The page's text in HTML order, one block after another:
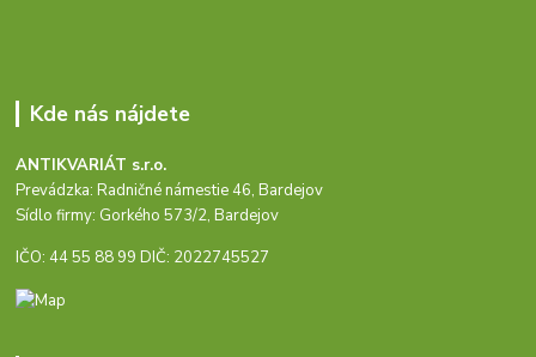
Kde nás nájdete
ANTIKVARIÁT s.r.o.
Prevádzka: Radničné námestie 46, Bardejov
Sídlo firmy: Gorkého 573/2, Bardejov
IČO: 44 55 88 99 DIČ: 2022745527